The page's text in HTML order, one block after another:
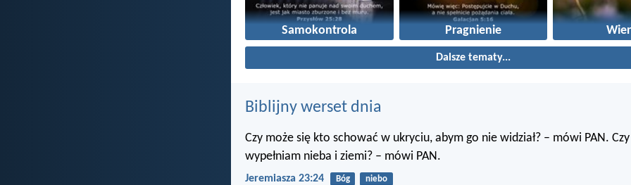
Samokontrola Pragnienie
Dalsze tematy...
Biblijny werset dnia
Czy może się kto schować w ukryciu, abym go nie widział? – mówi PAN.
wypełniam nieba i ziemi? – mówi PAN.
Jeremiasza 23:24 Bóg niebo